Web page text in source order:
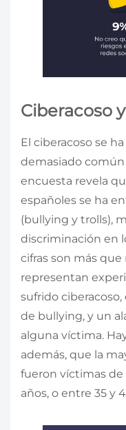
Ciberacoso
El ciberacoso se
demasiado común
encuesta revela
españoles se ha
(bullying y trolls),
discriminación en
cifras son más
representan
sufrido
de bullying, y un
alguna víctima.
además, que la
fueron víctimas de
años, o entre 35 y